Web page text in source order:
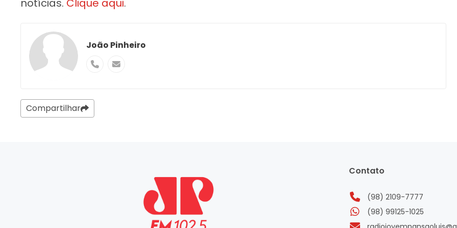
notícias. Clique aqui.
João Pinheiro
Compartilhar
Contato
(98) 2109-7777
(98) 99125-1025